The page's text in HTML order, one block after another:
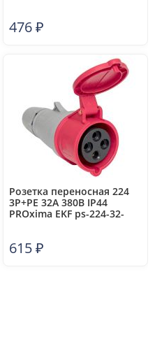
476₽
Розетка переносная 224
3P+PE 32А 380В IP44
PROxima EKF ps-224-32-
615₽